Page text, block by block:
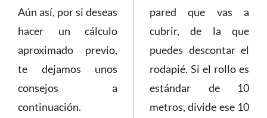
Aún así, por si deseas
hacer un cálculo
aproximado previo,
te dejamos unos
consejos a
continuación.
pared que vas a
cubrir, de la que
puedes descontar el
rodapié. Si el rollo es
estándar de 10
metros, divide ese 10